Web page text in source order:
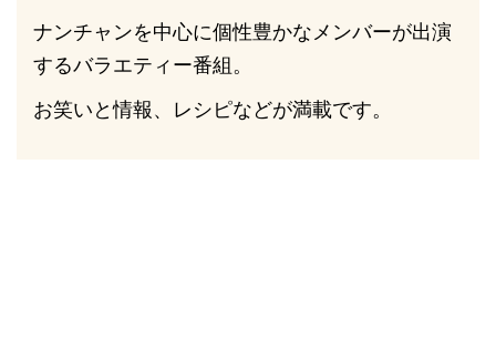
ナンチャンを中心に個性豊かなメンバーが出演
するバラエティー番組。
お笑いと情報、レシピなどが満載です。